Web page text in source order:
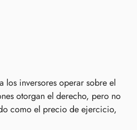
los inversores operar sobre el
otorgan el derecho, pero no
como el precio de ejercicio,